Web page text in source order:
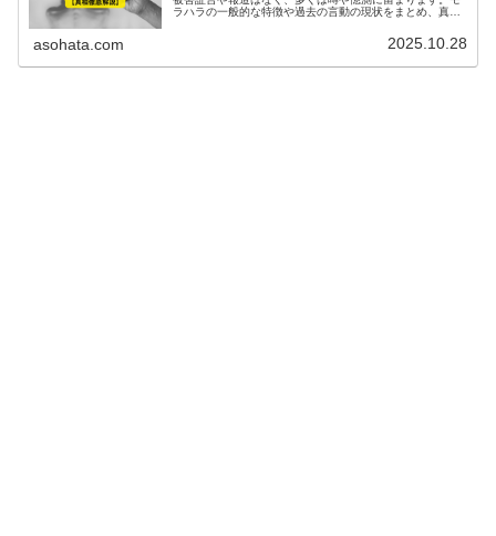
ラハラの一般的な特徴や過去の言動の現状をまとめ、真相
asohata.com 2025.10.28